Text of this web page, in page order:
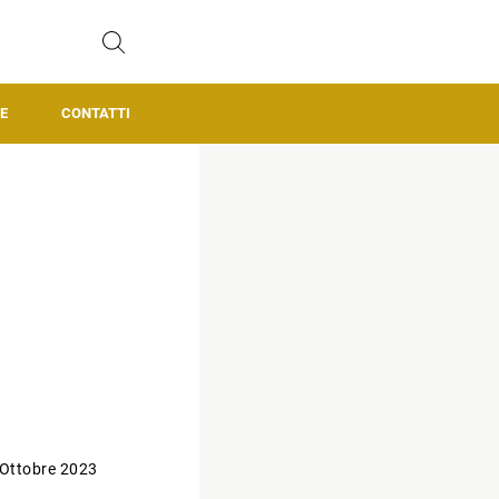
CONTATTI
2023